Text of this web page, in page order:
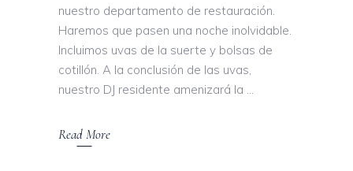
nuestro departamento de restauración.
Haremos que pasen una noche inolvidable.
Incluimos uvas de la suerte y bolsas de
cotillón. A la conclusión de las uvas,
nuestro DJ residente amenizará la
Read More